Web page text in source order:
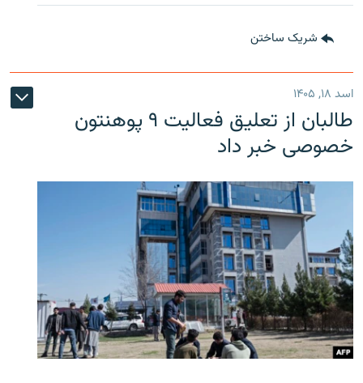
شریک ساختن
اسد ۱۸, ۱۴۰۵
طالبان از تعلیق فعالیت ۹ پوهنتون
خصوصی خبر داد